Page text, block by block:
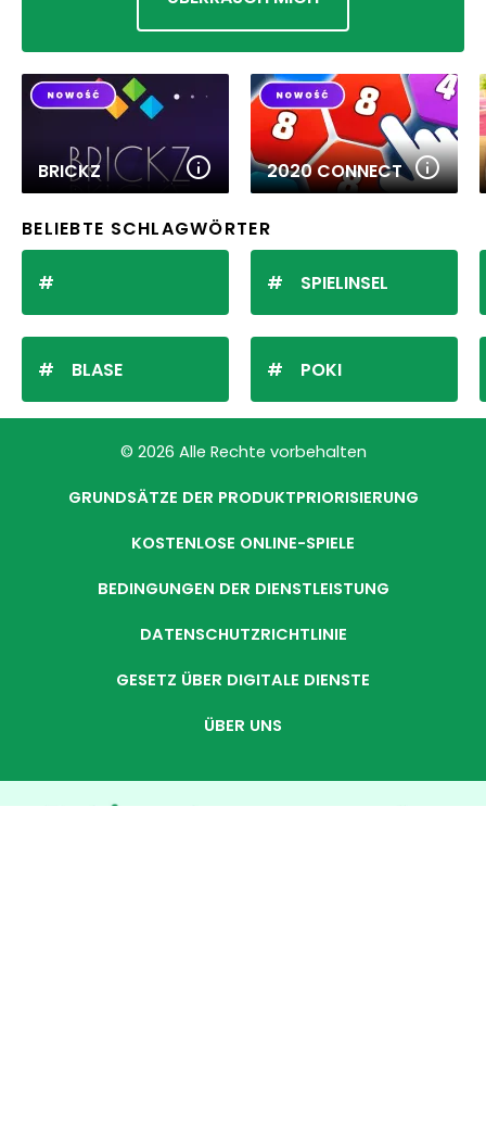
BRICKZ 2020 CONNECT
BELIEBTE SCHLAGWÖRTER
BLASE
SPIELINSEL
POKI
© 2026 Alle Rechte vorbehalten
GRUNDSÄTZE DER PRODUKTPRIORISIERUNG
KOSTENLOSE ONLINE-SPIELE
BEDINGUNGEN DER DIENSTLEISTUNG
DATENSCHUTZRICHTLINIE
GESETZ ÜBER DIGITALE DIENSTE
ÜBER UNS